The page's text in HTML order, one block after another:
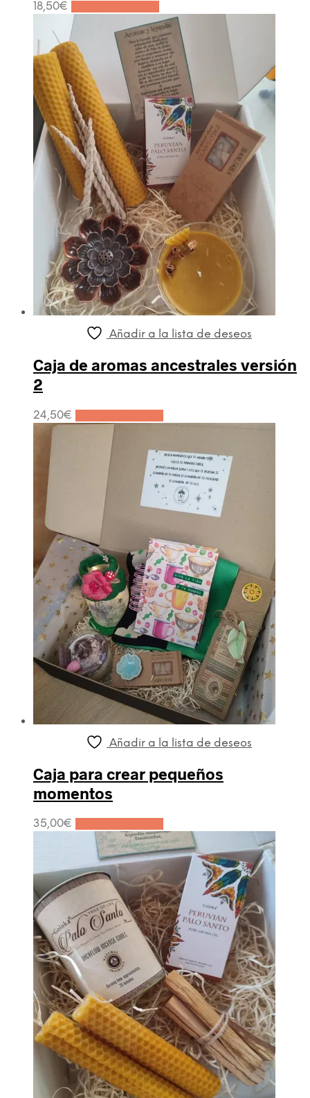
18,50€
Añadir a la lista de deseos
Caja de aromas ancestrales versión
2
24,50€
Añadir a la lista de deseos
Caja para crear pequeños
momentos
35,00€